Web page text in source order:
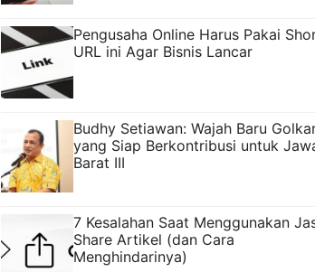
Pengusaha Online Harus Pakai
URL ini Agar Bisnis Lancar
Budhy Setiawan: Wajah Baru
yang Siap Berkontribusi untuk
Barat III
7 Kesalahan Saat Menggunakan
Share Artikel (dan Cara
Menghindarinya)